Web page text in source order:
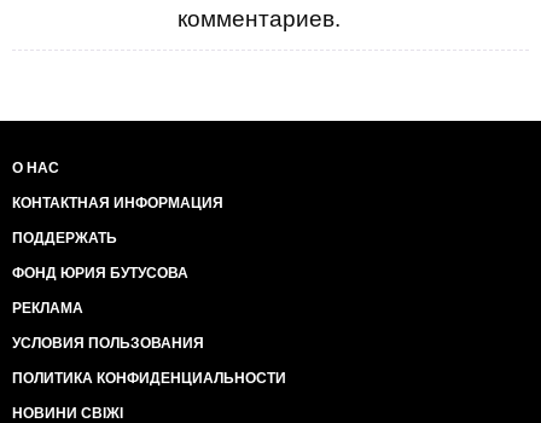
комментариев.
О НАС
КОНТАКТНАЯ ИНФОРМАЦИЯ
ПОДДЕРЖАТЬ
ФОНД ЮРИЯ БУТУСОВА
РЕКЛАМА
УСЛОВИЯ ПОЛЬЗОВАНИЯ
ПОЛИТИКА КОНФИДЕНЦИАЛЬНОСТИ
НОВИНИ СВІЖІ